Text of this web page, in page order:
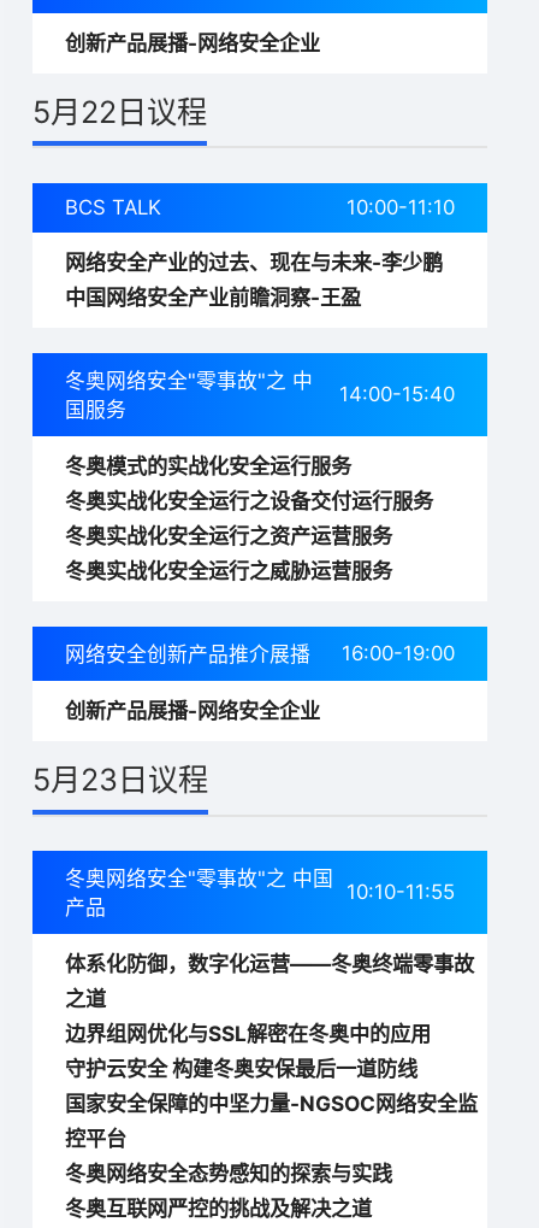
创新产品展播-网络安全企业
5月22日议程
BCS TALK 10:00-11:10
网络安全产业的过去、现在与未来-李少鹏
中国网络安全产业前瞻洞察-王盈
冬奥网络安全"零事故"之 中
国服务
14:00-15:40
冬奥模式的实战化安全运行服务
冬奥实战化安全运行之设备交付运行服务
冬奥实战化安全运行之资产运营服务
冬奥实战化安全运行之威胁运营服务
网络安全创新产品推介展播 16:00-19:00
创新产品展播-网络安全企业
5月23日议程
冬奥网络安全"零事故"之 中国
产品
10:10-11:55
体系化防御，数字化运营——冬奥终端零事故
之道
边界组网优化与SSL解密在冬奥中的应用
守护云安全 构建冬奥安保最后一道防线
国家安全保障的中坚力量-NGSOC网络安全监
控平台
冬奥网络安全态势感知的探索与实践
冬奥互联网严控的挑战及解决之道